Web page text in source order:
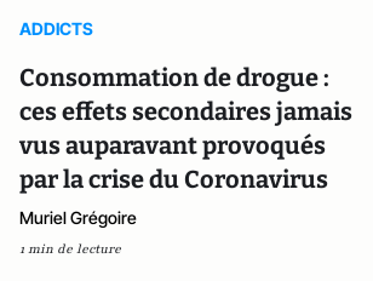
ADDICTS
Consommation de drogue :
ces effets secondaires jamais
vus auparavant provoqués
par la crise du Coronavirus
Muriel Grégoire
1 min de lecture